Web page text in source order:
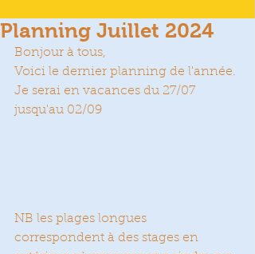
Planning Juillet 2024
Bonjour à tous,
Voici le dernier planning de l'année.
Je serai en vacances du 27/07
jusqu'au 02/09
NB les plages longues
correspondent à des stages en